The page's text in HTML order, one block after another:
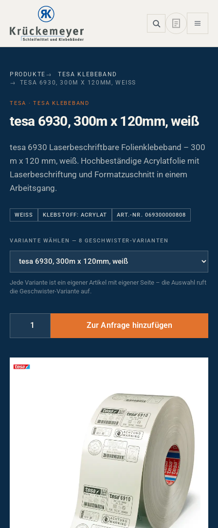
Skip to main navigation
Skip to main content
Skip to page footer
PRODUKTE
TESA KLEBEBAND
TESA 6930, 300M X 120MM, WEISS
TESA · TESA KLEBEBAND
tesa 6930, 300m x 120mm, weiß
tesa 6930 Laserbeschriftbare Folienklebeband – 300
m x 120 mm, weiß. Hochbeständige Acrylatfolie mit
Laserbeschriftung und Formatzuschnitt in einem
Arbeitsgang.
WEISS KLEBSTOFF: ACRYLAT ART.-NR. 069300000808
VARIANTE WÄHLEN — 8 GESCHWISTER-VARIANTEN
Jede Variante ist ein eigener Artikel mit eigener Seite – die Auswahl ruft
die Geschwister-Variante auf.